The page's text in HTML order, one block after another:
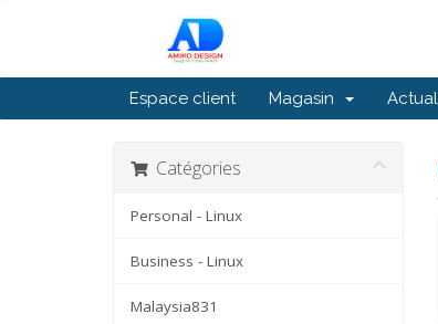
Espace client Magasin
Catégories
Personal - Linux
Business - Linux
Malaysia831